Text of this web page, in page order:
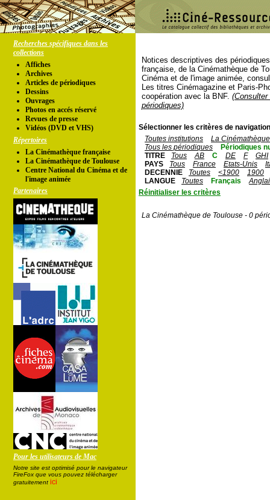
Recherches spécifiques dans les
collections
Affiches
Archives
Articles de périodiques
Dessins
Ouvrages
Photos en accés réservé
Revues de presse
Vidéos (DVD et VHS)
Répertoires
La Cinémathèque française
La Cinémathèque de Toulouse
Centre National du Cinéma et de
l'image animée
Partenaires
Pour les utilisateurs de Mac
Notre site est optimisé pour le navigateur
FireFox que vous pouvez télécharger
gratuitement ici
Notices descriptives des
française, de la Cinémathèque de
Cinéma et de l'image animée,
Les titres Cinémagazine et Paris-
coopération avec la BNF.
périodiques)
Sélectionner les critères de
Toutes institutions
La
Tous les périodiques
Périodiques
TITRE
Tous AB C DE F
GHI
PAYS
Tous France Etats-Unis
DECENNIE
Toutes <1900
1900
LANGUE
Toutes Français
Réinitialiser les critères
La Cinémathèque de Toulouse - 0